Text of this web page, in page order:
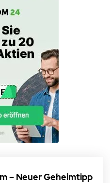
– Neuer Geheimtipp